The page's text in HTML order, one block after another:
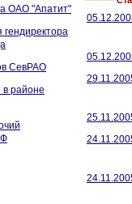
ОАО "Апатит"
гендиректора
СевРАО
районе